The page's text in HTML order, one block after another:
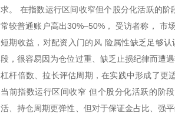
求。 在指数运行区间收窄但个股分化活跃的
常较普通账户高出30%–50%， 受访者称， 市
短期收益，对配资入门的风 险属性缺乏足够
段，很容易因为仓位过重、缺乏止损纪律而遭
杠杆倍数、拉长评估周期，在实践中形成了更
当前指数运行区间收窄 但个股分化活跃的阶
活、持仓周期更弹性、但对于保证金占比、强